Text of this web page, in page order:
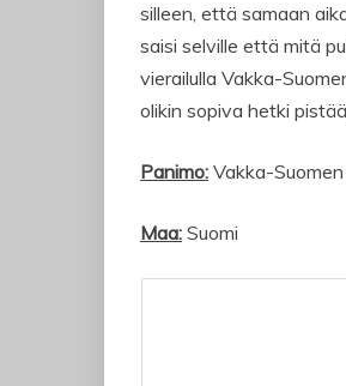
silleen, että samaan
saisi selville että mitä
vierailulla Vakka-
olikin sopiva hetki
Panimo: Vakka-
Maa: Suomi